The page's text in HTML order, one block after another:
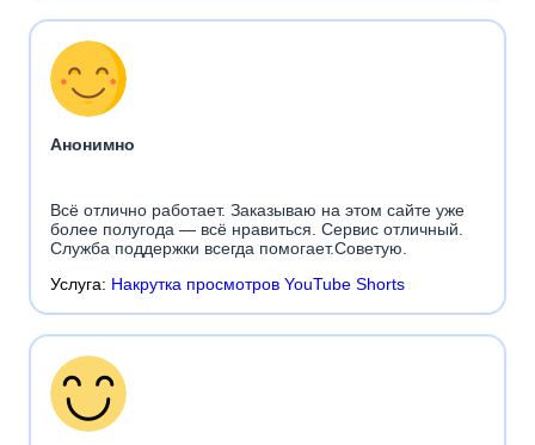
Анонимно
Всё отлично работает. Заказываю на этом сайте уже
более полугода — всё нравиться. Сервис отличный.
Служба поддержки всегда помогает.Советую.
Услуга: Накрутка просмотров YouTube Shorts